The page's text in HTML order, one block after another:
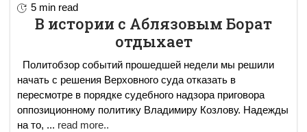
5 min read
В истории с Аблязовым Борат
отдыхает
Политобзор событий прошедшей недели мы решили
начать с решения Верховного суда отказать в
пересмотре в порядке судебного надзора приговора
оппозиционному политику Владимиру Козлову. Надежды
на то, ... read more..